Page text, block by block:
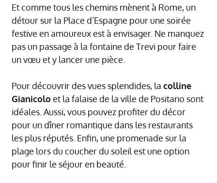
Et comme tous les chemins mènent à Rome, un
détour sur la Place d’Espagne pour une soirée
festive en amoureux est à envisager. Ne manquez
pas un passage à la fontaine de Trevi pour faire
un vœu et y lancer une pièce.
Pour découvrir des vues splendides, la colline
Gianicolo et la falaise de la ville de Positano sont
idéales. Aussi, vous pouvez profiter du décor
pour un dîner romantique dans les restaurants
les plus réputés. Enfin, une promenade sur la
plage lors du coucher du soleil est une option
pour finir le séjour en beauté.